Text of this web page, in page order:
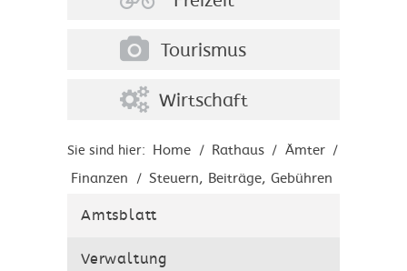
Tourismus
Wirtschaft
Sie sind hier: Home / Rathaus / Ämter /
Finanzen / Steuern, Beiträge, Gebühren
Amtsblatt
Verwaltung